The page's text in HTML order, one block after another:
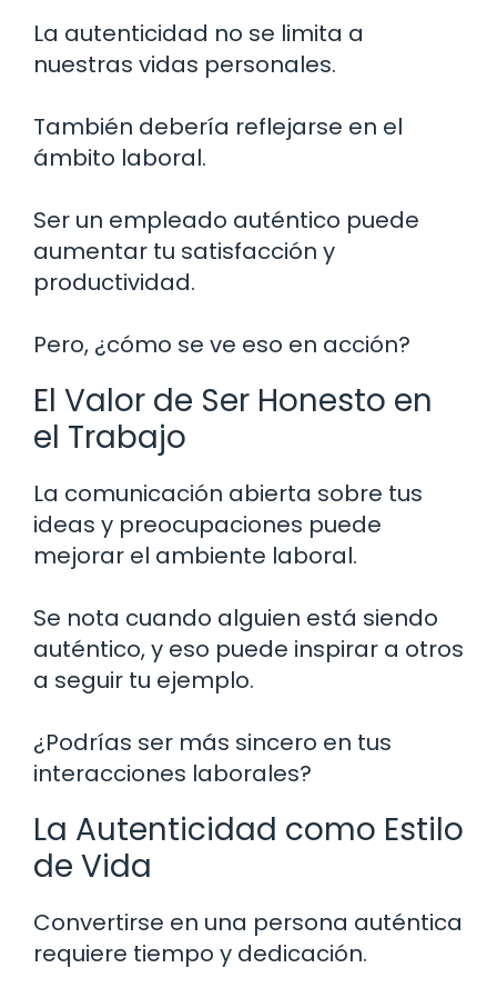
La autenticidad no se limita a
nuestras vidas personales.
También debería reflejarse en el
ámbito laboral.
Ser un empleado auténtico puede
aumentar tu satisfacción y
productividad.
Pero, ¿cómo se ve eso en acción?
El Valor de Ser Honesto en
el Trabajo
La comunicación abierta sobre tus
ideas y preocupaciones puede
mejorar el ambiente laboral.
Se nota cuando alguien está siendo
auténtico, y eso puede inspirar a otros
a seguir tu ejemplo.
¿Podrías ser más sincero en tus
interacciones laborales?
La Autenticidad como Estilo
de Vida
Convertirse en una persona auténtica
requiere tiempo y dedicación.